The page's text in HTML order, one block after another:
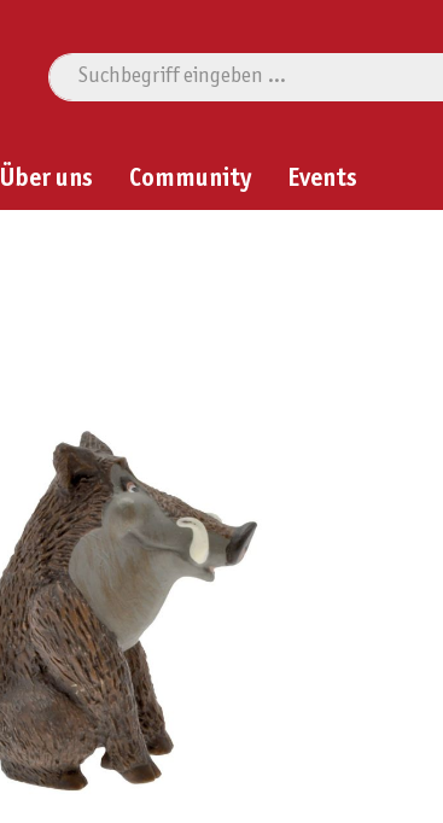
Über uns Community Events